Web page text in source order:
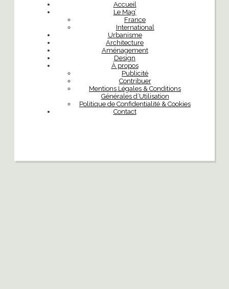
Accueil
Le Mag’
France
International
Urbanisme
Architecture
Aménagement
Design
À propos
Publicité
Contribuer
Mentions Légales & Conditions
Générales d’Utilisation
Politique de Confidentialité & Cookies
Contact